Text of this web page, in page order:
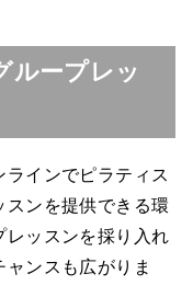
ループレッ
インでピラティス
スンを提供できる環
レッスンを採り入れ
ンスも広がりま